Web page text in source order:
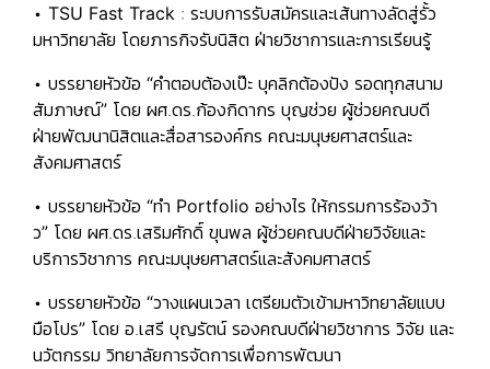
• TSU Fast Track : ระบบการรับสมัครและเส้นทางลัดสู่รั้ว
มหาวิทยาลัย โดยภารกิจรับนิสิต ฝ่ายวิชาการและการเรียนรู้
• บรรยายหัวข้อ “คำตอบต้องเป๊ะ บุคลิกต้องปัง รอดทุกสนาม
สัมภาษณ์” โดย ผศ.ดร.ก้องกิดากร บุญช่วย ผู้ช่วยคณบดี
ฝ่ายพัฒนานิสิตและสื่อสารองค์กร คณะมนุษยศาสตร์และ
สังคมศาสตร์
• บรรยายหัวข้อ “ทำ Portfolio อย่างไร ให้กรรมการร้องว้า
ว” โดย ผศ.ดร.เสริมศักดิ์ ขุนพล ผู้ช่วยคณบดีฝ่ายวิจัยและ
บริการวิชาการ คณะมนุษยศาสตร์และสังคมศาสตร์
• บรรยายหัวข้อ “วางแผนเวลา เตรียมตัวเข้ามหาวิทยาลัยแบบ
มือโปร” โดย อ.เสรี บุญรัตน์ รองคณบดีฝ่ายวิชาการ วิจัย และ
นวัตกรรม วิทยาลัยการจัดการเพื่อการพัฒนา